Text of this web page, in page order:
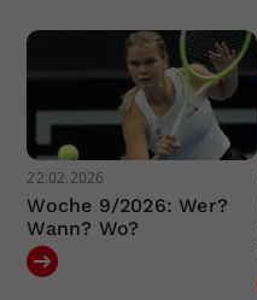
22.02.2026
Woche 9/2026: Wer?
Wann? Wo?